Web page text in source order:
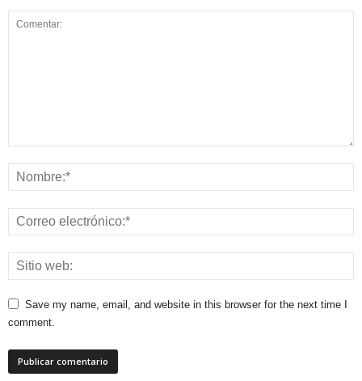
Save my name, email, and website in this browser for the next time I
comment.